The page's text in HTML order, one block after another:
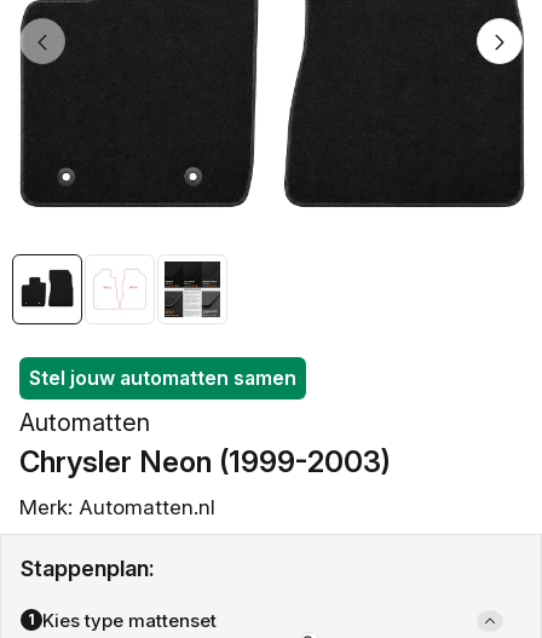
media
openen
galerieweergave
Stel jouw automatten samen
Automatten
Chrysler Neon (1999-2003)
Merk: Automatten.nl
Stappenplan:
1 Kies type mattenset